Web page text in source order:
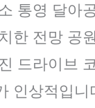
통영 달아
한 전망 공
드라이브
인상적입니